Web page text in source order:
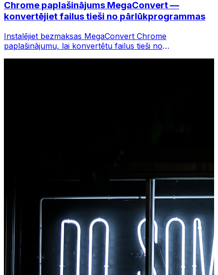
Chrome paplašinājums MegaConvert —
konvertējiet failus tieši no pārlūkprogrammas
Instalējiet bezmaksas MegaConvert Chrome
paplašinājumu, lai konvertētu failus tieši no